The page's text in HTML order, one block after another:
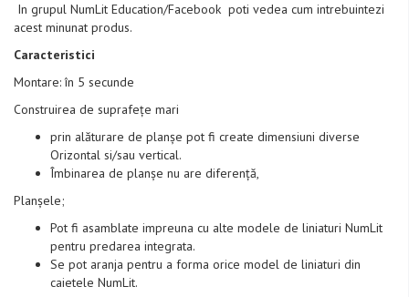
In grupul NumLit Education/Facebook poti vedea cum intrebuintezi
acest minunat produs.
Caracteristici
Montare: în 5 secunde
Construirea de suprafețe mari
prin alăturare de planșe pot fi create dimensiuni diverse
Orizontal si/sau vertical.
Îmbinarea de planșe nu are diferență,
Planșele;
Pot fi asamblate impreuna cu alte modele de liniaturi NumLit
pentru predarea integrata.
Se pot aranja pentru a forma orice model de liniaturi din
caietele NumLit.